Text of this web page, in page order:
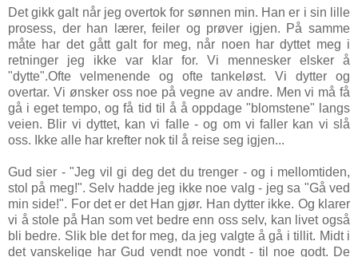
Det gikk galt når jeg overtok for sønnen min. Han er i sin lille
prosess, der han lærer, feiler og prøver igjen. På samme
måte har det gått galt for meg, når noen har dyttet meg i
retninger jeg ikke var klar for. Vi mennesker elsker å
"dytte".Ofte velmenende og ofte tankeløst. Vi dytter og
overtar. Vi ønsker oss noe på vegne av andre. Men vi må få
gå i eget tempo, og få tid til å å oppdage "blomstene" langs
veien. Blir vi dyttet, kan vi falle - og om vi faller kan vi slå
oss.
Ikke alle har krefter nok til å reise seg igjen...
Gud sier - "Jeg vil gi deg det du trenger - og i mellomtiden,
stol på meg!". Selv hadde jeg ikke noe valg - jeg sa "Gå ved
min side!". For det er det Han gjør. Han dytter ikke. Og klarer
vi å stole på Han som vet bedre enn oss selv, kan livet også
bli bedre. Slik ble det for meg, da jeg valgte å gå i tillit. Midt i
det vanskelige har Gud vendt noe vondt - til noe godt. De